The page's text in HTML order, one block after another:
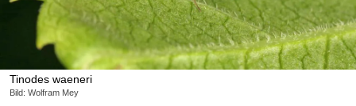
Tinodes waeneri
Bild: Wolfram Mey